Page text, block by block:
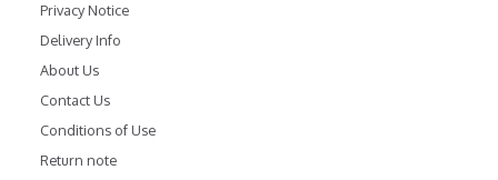
Privacy Notice
Delivery Info
About Us
Contact Us
Conditions of Use
Return note